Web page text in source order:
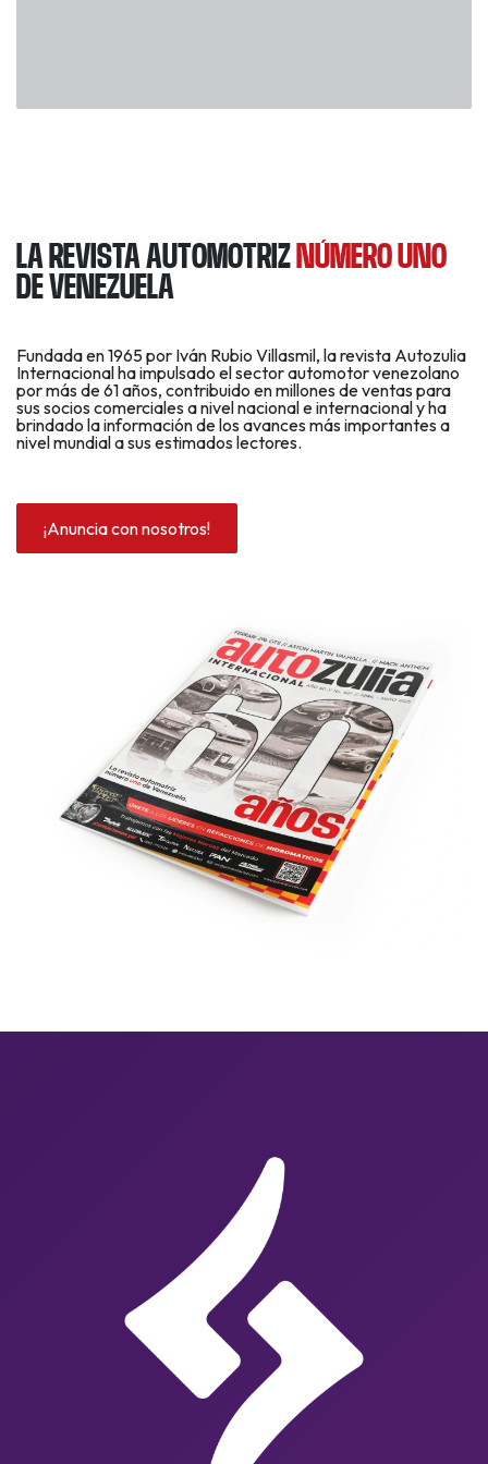
LA REVISTA AUTOMOTRIZ NÚMERO UNO
DE VENEZUELA
Fundada en 1965 por Iván Rubio Villasmil, la revista Autozulia
Internacional ha impulsado el sector automotor venezolano
por más de 61 años, contribuido en millones de ventas para
sus socios comerciales a nivel nacional e internacional y ha
brindado la información de los avances más importantes a
nivel mundial a sus estimados lectores.
¡Anuncia con nosotros!